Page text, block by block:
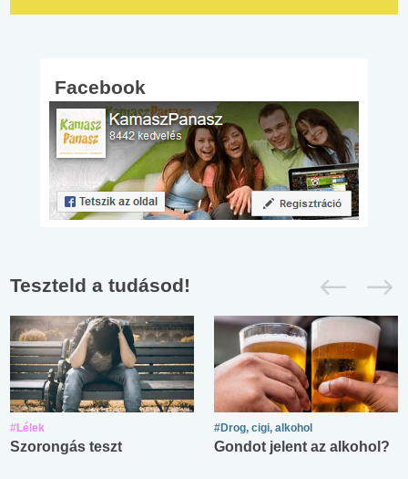
Facebook
Teszteld a tudásod!
#Lélek
Szorongás teszt
#Drog, cigi, alkohol
Gondot jelent az alkohol?